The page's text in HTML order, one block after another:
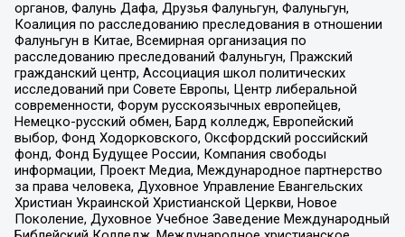
органов, Фалунь Дафа, Друзья Фалуньгун, Фалуньгун,
Коалиция по расследованию преследования в отношении
Фалуньгун в Китае, Всемирная организация по
расследованию преследований Фалуньгун, Пражский
гражданский центр, Ассоциация школ политических
исследований при Совете Европы, Центр либеральной
современности, Форум русскоязычных европейцев,
Немецко-русский обмен, Бард колледж, Европейский
выбор, Фонд Ходорковского, Оксфордский российский
фонд, Фонд Будущее России, Компания свободы
информации, Проект Медиа, Международное партнерство
за права человека, Духовное Управление Евангельских
Христиан Украинской Христианской Церкви, Новое
Поколение, Духовное Учебное Заведение Международный